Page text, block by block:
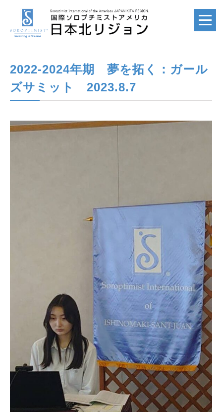
ホーム
HOME
SI
日本北リジョン
JAPAN KITA
リンク
LINK
お問い合わせ
CONTACT
会員専用
MEMBERS ONLY
2022-2024年期 夢を拓く：ガール
ズサミット 2023.8.7